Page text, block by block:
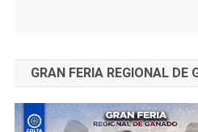
GRAN FERIA REGIONAL DE